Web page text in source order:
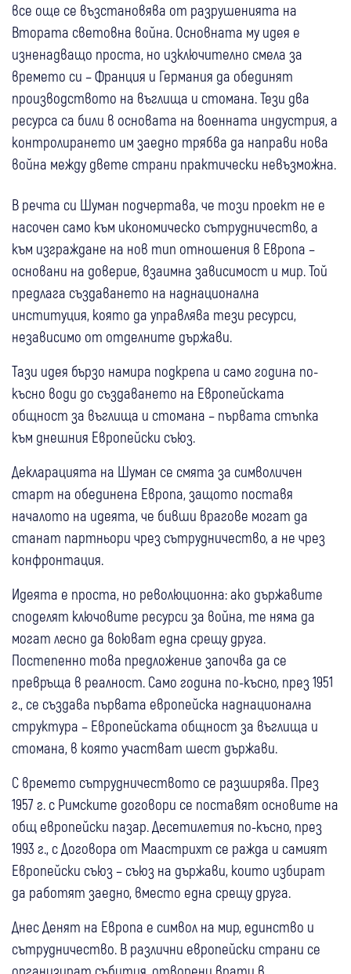
все още се възстановява от разрушенията на
Втората световна война. Основната му идея е
изненадващо проста, но изключително смела за
времето си – Франция и Германия да обединят
производството на въглища и стомана. Тези два
ресурса са били в основата на военната индустрия, а
контролирането им заедно трябва да направи нова
война между двете страни практически невъзможна.
В речта си Шуман подчертава, че този проект не е
насочен само към икономическо сътрудничество, а
към изграждане на нов тип отношения в Европа –
основани на доверие, взаимна зависимост и мир. Той
предлага създаването на наднационална
институция, която да управлява тези ресурси,
независимо от отделните държави.
Тази идея бързо намира подкрепа и само година по-
късно води до създаването на Европейската
общност за въглища и стомана – първата стъпка
към днешния Европейски съюз.
Декларацията на Шуман се смята за символичен
старт на обединена Европа, защото поставя
началото на идеята, че бивши врагове могат да
станат партньори чрез сътрудничество, а не чрез
конфронтация.
Идеята е проста, но революционна: ако държавите
споделят ключовите ресурси за война, те няма да
могат лесно да воюват една срещу друга.
Постепенно това предложение започва да се
превръща в реалност. Само година по-късно, през 1951
г., се създава първата европейска наднационална
структура – Европейската общност за въглища и
стомана, в която участват шест държави.
С времето сътрудничеството се разширява. През
1957 г. с Римските договори се поставят основите на
общ европейски пазар. Десетилетия по-късно, през
1993 г., с Договора от Маастрихт се ражда и самият
Европейски съюз – съюз на държави, които избират
да работят заедно, вместо една срещу друга.
Днес Денят на Европа е символ на мир, единство и
сътрудничество. В различни европейски страни се